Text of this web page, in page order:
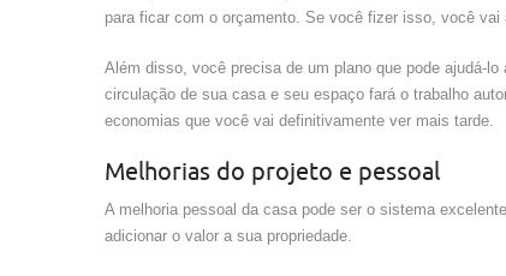
para ficar com o orçamento. Se você fizer isso, você
Além disso, você precisa de um plano que pode ajudá-
circulação de sua casa e seu espaço fará o trabalho
economias que você vai definitivamente ver mais tarde.
Melhorias do projeto e pessoal
A melhoria pessoal da casa pode ser o sistema
adicionar o valor a sua propriedade.